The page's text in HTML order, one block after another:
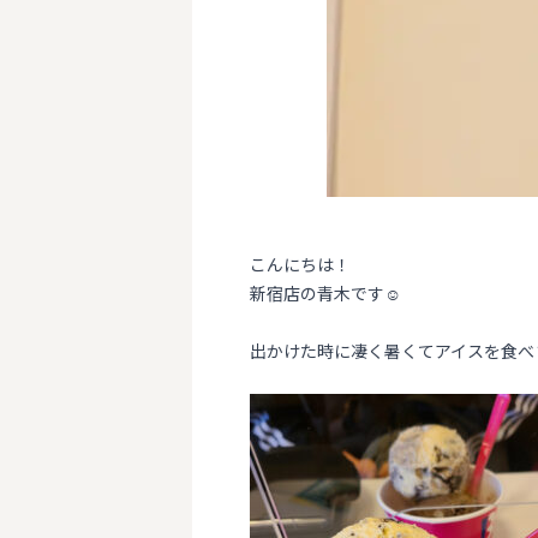
こんにちは！
新宿店の青木です☺
出かけた時に凄く暑くてアイスを食